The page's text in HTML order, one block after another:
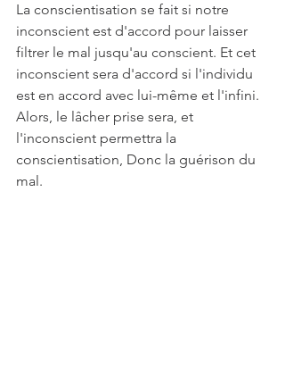
La conscientisation se fait si notre
inconscient est d'accord pour laisser
filtrer le mal jusqu'au conscient. Et cet
inconscient sera d'accord si l'individu
est en accord avec lui-même et l'infini.
Alors, le lâcher prise sera, et
l'inconscient permettra la
conscientisation, Donc la guérison du
mal.